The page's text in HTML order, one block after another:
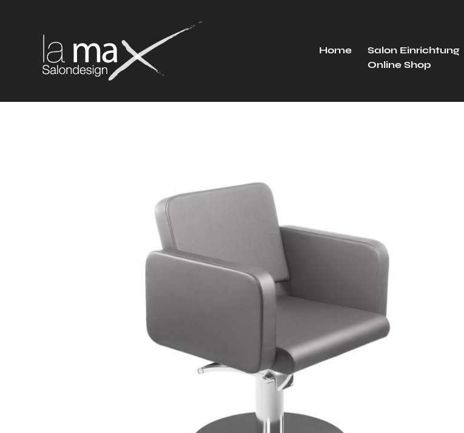
Home
Salon Einrichtung
Online Shop